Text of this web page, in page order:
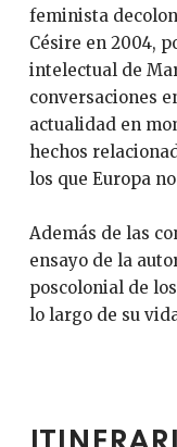
feminista
Césire en 2004,
intelectual de
conversaciones
actualidad en
hechos
los que Europa
Además de las
ensayo de la
poscolonial de
lo largo de su